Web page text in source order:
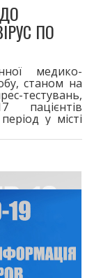
ПО
медико-
станом на
тестувань,
пацієнтів
у місті
Двома дозами
лікарю